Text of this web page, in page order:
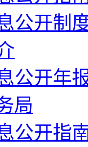
公开制
公开年
局
公开指